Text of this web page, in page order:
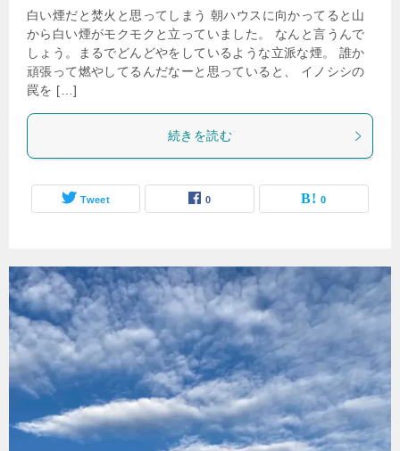
白い煙だと焚火と思ってしまう 朝ハウスに向かってると山
から白い煙がモクモクと立っていました。 なんと言うんで
しょう。まるでどんどやをしているような立派な煙。 誰か
頑張って燃やしてるんだなーと思っていると、 イノシシの
罠を […]
続きを読む
Tweet 0 0